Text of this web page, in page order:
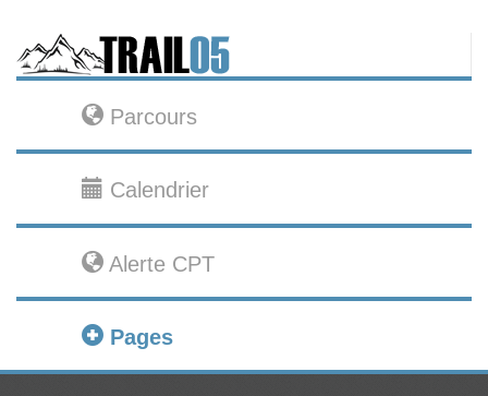
Parcours
Calendrier
Alerte CPT
Pages